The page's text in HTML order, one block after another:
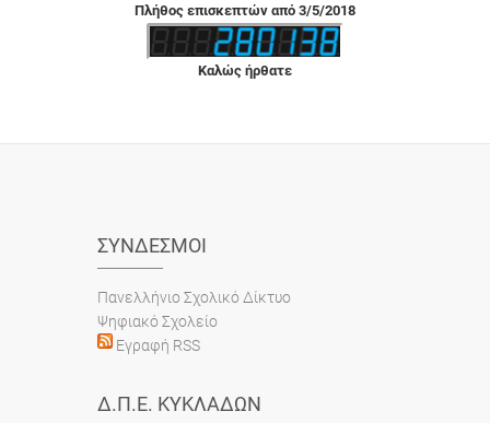
Πλήθος επισκεπτών από 3/5/2018
Καλώς ήρθατε
ΣΎΝΔΕΣΜΟΙ
Πανελλήνιο Σχολικό Δίκτυο
Ψηφιακό Σχολείο
Εγραφή RSS
Δ.Π.Ε. ΚΥΚΛΆΔΩΝ